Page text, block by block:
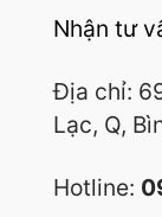
Nhận tư
Địa chỉ:
Lạc, Q,
Hotline: